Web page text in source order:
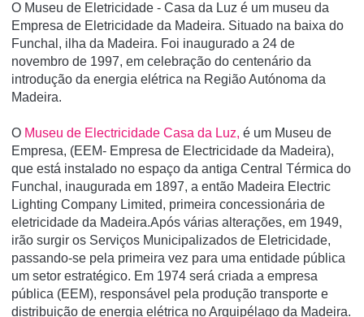
O Museu de Eletricidade - Casa da Luz é um museu da
Empresa de Eletricidade da Madeira. Situado na baixa do
Funchal, ilha da Madeira. Foi inaugurado a 24 de
novembro de 1997, em celebração do centenário da
introdução da energia elétrica na Região Autónoma da
Madeira.
O Museu de Electricidade Casa da Luz, é um Museu de
Empresa, (EEM- Empresa de Electricidade da Madeira),
que está instalado no espaço da antiga Central Térmica do
Funchal, inaugurada em 1897, a então Madeira Electric
Lighting Company Limited, primeira concessionária de
eletricidade da Madeira.Após várias alterações, em 1949,
irão surgir os Serviços Municipalizados de Eletricidade,
passando-se pela primeira vez para uma entidade pública
um setor estratégico. Em 1974 será criada a empresa
pública (EEM), responsável pela produção transporte e
distribuição de energia elétrica no Arquipélago da Madeira.